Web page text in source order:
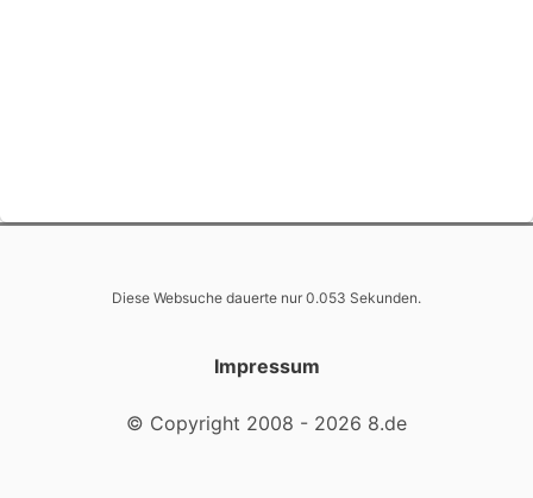
Diese Websuche dauerte nur 0.053 Sekunden.
Impressum
© Copyright 2008 - 2026 8.de